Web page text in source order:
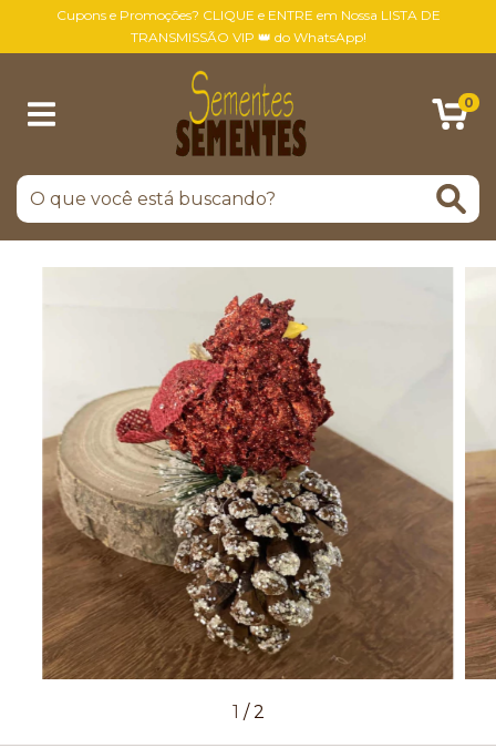
Cupons e Promoções? CLIQUE e ENTRE em Nossa LISTA DE
TRANSMISSÃO VIP 👑 do WhatsApp!
0
1 /2